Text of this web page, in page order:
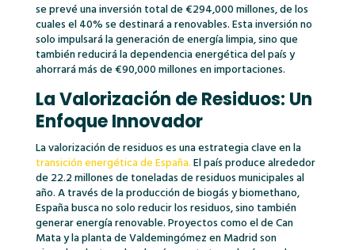
se prevé una inversión total de €294,000 millones, de los
cuales el 40% se destinará a renovables. Esta inversión no
solo impulsará la generación de energía limpia, sino que
también reducirá la dependencia energética del país y
ahorrará más de €90,000 millones en importaciones.
La Valorización de Residuos: Un
Enfoque Innovador
La valorización de residuos es una estrategia clave en la
transición energética de España.El país produce alrededor
de 22.2 millones de toneladas de residuos municipales al
año. A través de la producción de biogás y biomethano,
España busca no solo reducir los residuos, sino también
generar energía renovable. Proyectos como el de Can
Mata y la planta de Valdemingómez en Madrid son